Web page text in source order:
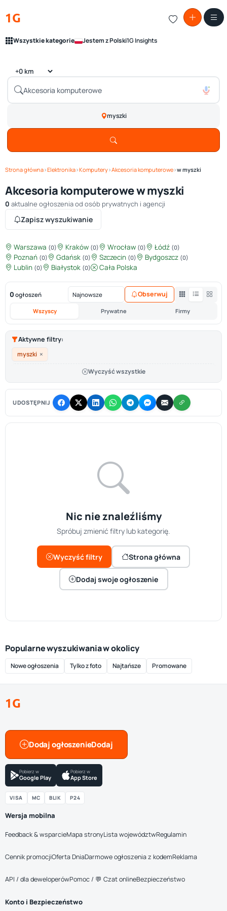
1G
Wszystkie kategorie Jestem z Polski1G Insights
myszki
Strona główna›Elektronika›Komputery›Akcesoria komputerowe›w myszki
Akcesoria komputerowe w myszki
0 aktualne ogłoszenia od osób prywatnych i agencji
Zapisz wyszukiwanie
Warszawa (0) Kraków (0) Wrocław (0) Łódź (0)
Poznań (0) Gdańsk (0) Szczecin (0) Bydgoszcz (0)
Lublin (0) Białystok (0) Cała Polska
0 ogłoszeń
Wszyscy Prywatne Firmy
Obserwuj
Aktywne filtry:
myszki ×
Wyczyść wszystkie
UDOSTĘPNIJ
Nic nie znaleźliśmy
Spróbuj zmienić filtry lub kategorię.
Wyczyść filtry Strona główna
Dodaj swoje ogłoszenie
Popularne wyszukiwania w okolicy
Nowe ogłoszenia Tylko z foto Najtańsze Promowane
1G
Dodaj ogłoszenie
Pobierz w
Google Play
Pobierz w
App Store
VISA MC BLIK P24
Wersja mobilna
Feedback & wsparcieMapa stronyLista województwRegulamin
Cennik promocjiOferta DniaDarmowe ogłoszenia z kodemReklama
API / dla deweloperówPomoc / 💬 Czat onlineBezpieczeństwo
Konto i Bezpieczeństwo